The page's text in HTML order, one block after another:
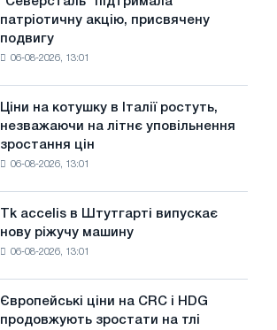
патріотичну акцію, присвячену
подвигу
06-08-2026, 13:01
Ціни на котушку в Італії ростуть,
незважаючи на літнє уповільнення
зростання цін
06-08-2026, 13:01
Tk accelis в Штутгарті випускає
нову ріжучу машину
06-08-2026, 13:01
Європейські ціни на CRC і HDG
продовжують зростати на тлі